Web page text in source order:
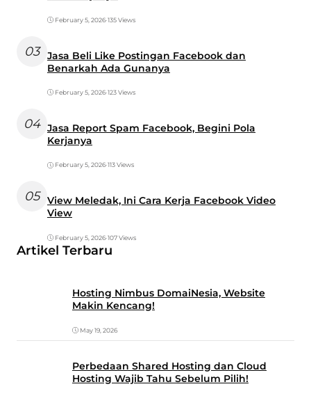
February 5, 2026•135 Views
03
Jasa Beli Like Postingan Facebook dan
Benarkah Ada Gunanya
February 5, 2026•123 Views
04 Jasa Report Spam Facebook, Begini Pola
Kerjanya
February 5, 2026•113 Views
05
View Meledak, Ini Cara Kerja Facebook Video
View
February 5, 2026•107 Views
Artikel Terbaru
Hosting Nimbus DomaiNesia, Website
Makin Kencang!
May 19, 2026
Perbedaan Shared Hosting dan Cloud
Hosting Wajib Tahu Sebelum Pilih!